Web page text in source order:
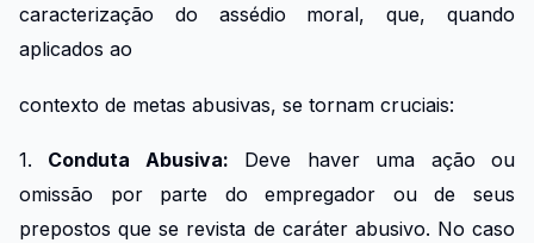
caracterização do assédio moral, que, quando
aplicados ao
contexto de metas abusivas, se tornam cruciais:
1. Conduta Abusiva: Deve haver uma ação ou
omissão por parte do empregador ou de seus
prepostos que se revista de caráter abusivo. No caso